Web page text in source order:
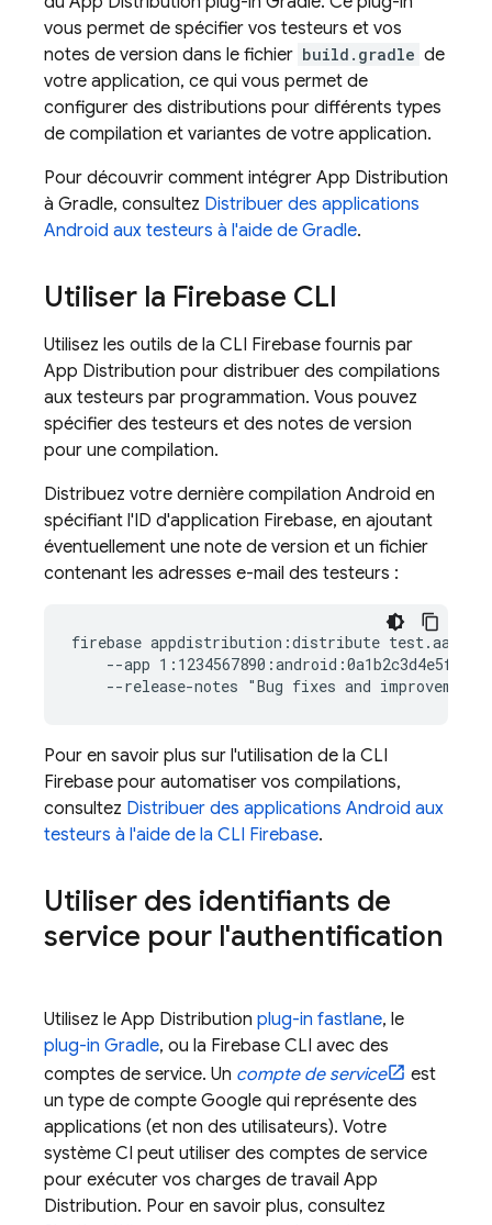
vous permet de spécifier vos testeurs et vos
notes de version dans le fichier build.gradle de
votre application, ce qui vous permet de
configurer des distributions pour différents types
de compilation et variantes de votre application.
Pour découvrir comment intégrer App Distribution
à Gradle, consultez Distribuer des applications
Android aux testeurs à l'aide de Gradle.
Utiliser la Firebase CLI
Utilisez les outils de la CLI Firebase fournis par
App Distribution pour distribuer des compilations
aux testeurs par programmation. Vous pouvez
spécifier des testeurs et des notes de version
pour une compilation.
Distribuez votre dernière compilation Android en
spécifiant l'ID d'application Firebase, en ajoutant
éventuellement une note de version et un fichier
contenant les adresses e-mail des testeurs :
firebase appdistribution:distribute test.aab  \
--app
Pour en savoir plus sur l'utilisation de la CLI
Firebase pour automatiser vos compilations,
consultez Distribuer des applications Android aux
testeurs à l'aide de la CLI Firebase.
Utiliser des identifiants de
service pour l'authentification
Utilisez le App Distribution plug-in fastlane, le
plug-in Gradle, ou la Firebase CLI avec des
comptes de service. Un compte de service
est
un type de compte Google qui représente des
applications (et non des utilisateurs). Votre
système CI peut utiliser des comptes de service
pour exécuter vos charges de travail App
Distribution. Pour en savoir plus, consultez